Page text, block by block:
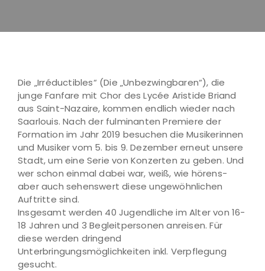
Die „Irréductibles“ (Die „Unbezwingbaren“), die
junge Fanfare mit Chor des Lycée Aristide Briand
aus Saint-Nazaire, kommen endlich wieder nach
Saarlouis. Nach der fulminanten Premiere der
Formation im Jahr 2019 besuchen die Musikerinnen
und Musiker vom 5. bis 9. Dezember erneut unsere
Stadt, um eine Serie von Konzerten zu geben. Und
wer schon einmal dabei war, weiß, wie hörens-
aber auch sehenswert diese ungewöhnlichen
Auftritte sind.
Insgesamt werden 40 Jugendliche im Alter von 16-
18 Jahren und 3 Begleitpersonen anreisen. Für
diese werden dringend
Unterbringungsmöglichkeiten inkl. Verpflegung
gesucht.